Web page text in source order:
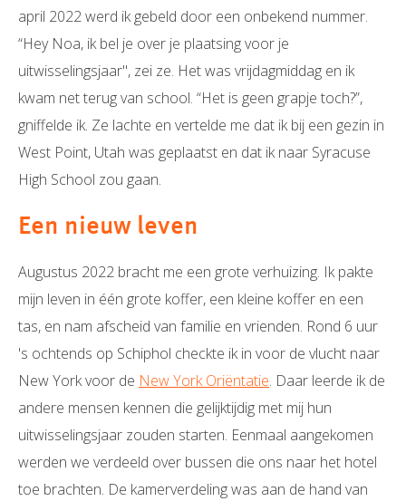
april 2022 werd ik gebeld door een onbekend nummer.
“Hey Noa, ik bel je over je plaatsing voor je
uitwisselingsjaar", zei ze. Het was vrijdagmiddag en ik
kwam net terug van school. “Het is geen grapje toch?”,
gniffelde ik. Ze lachte en vertelde me dat ik bij een gezin in
West Point, Utah was geplaatst en dat ik naar Syracuse
High School zou gaan.
Een nieuw leven
Augustus 2022 bracht me een grote verhuizing. Ik pakte
mijn leven in één grote koffer, een kleine koffer en een
tas, en nam afscheid van familie en vrienden. Rond 6 uur
's ochtends op Schiphol checkte ik in voor de vlucht naar
New York voor de New York Oriëntatie. Daar leerde ik de
andere mensen kennen die gelijktijdig met mij hun
uitwisselingsjaar zouden starten. Eenmaal aangekomen
werden we verdeeld over bussen die ons naar het hotel
toe brachten. De kamerverdeling was aan de hand van